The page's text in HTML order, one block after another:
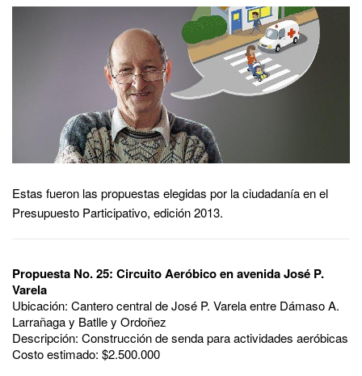
Estas fueron las propuestas elegidas por la ciudadanía en el
Presupuesto Participativo, edición 2013.
Propuesta No. 25: Circuito Aeróbico en avenida José P.
Varela
Ubicación: Cantero central de José P. Varela entre Dámaso A.
Larrañaga y Batlle y Ordoñez
Descripción: Construcción de senda para actividades aeróbicas
Costo estimado: $2.500.000